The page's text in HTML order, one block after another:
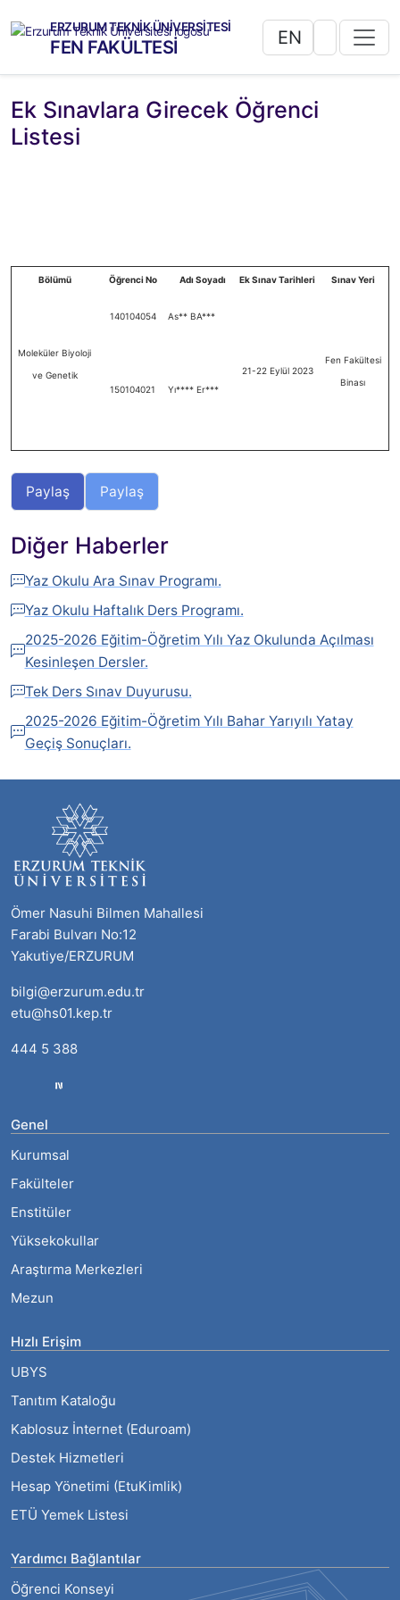
ERZURUM TEKNİK ÜNİVERSİTESİ
FEN FAKÜLTESİ EN
Ek Sınavlara Girecek Öğrenci
Listesi
Bölümü Öğrenci No Adı Soyadı Ek Sınav Tarihleri Sınav Yeri
Moleküler Biyoloji
ve Genetik
140104054 As** BA***
21-22 Eylül 2023
Fen Fakültesi
Binası
150104021 Yı**** Er***
Paylaş Paylaş
Diğer Haberler
Yaz Okulu Ara Sınav Programı.
Yaz Okulu Haftalık Ders Programı.
2025-2026 Eğitim-Öğretim Yılı Yaz Okulunda Açılması
Kesinleşen Dersler.
Tek Ders Sınav Duyurusu.
2025-2026 Eğitim-Öğretim Yılı Bahar Yarıyılı Yatay
Geçiş Sonuçları.
Ömer Nasuhi Bilmen Mahallesi
Farabi Bulvarı No:12
Yakutiye/ERZURUM
bilgi@erzurum.edu.tr
etu@hs01.kep.tr
444 5 388
Genel
Kurumsal
Fakülteler
Enstitüler
Yüksekokullar
Araştırma Merkezleri
Mezun
Hızlı Erişim
UBYS
Tanıtım Kataloğu
Kablosuz İnternet (Eduroam)
Destek Hizmetleri
Hesap Yönetimi (EtuKimlik)
ETÜ Yemek Listesi
Yardımcı Bağlantılar
Öğrenci Konseyi